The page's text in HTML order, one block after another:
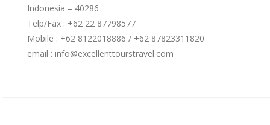
Indonesia – 40286
Telp/Fax : +62 22 87798577
Mobile : +62 8122018886 / +62 87823311820
email : info@excellenttourstravel.com